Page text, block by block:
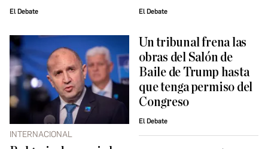
El Debate El Debate
INTERNACIONAL
Un tribunal frena las
obras del Salón de
Baile de Trump hasta
que tenga permiso del
Congreso
El Debate